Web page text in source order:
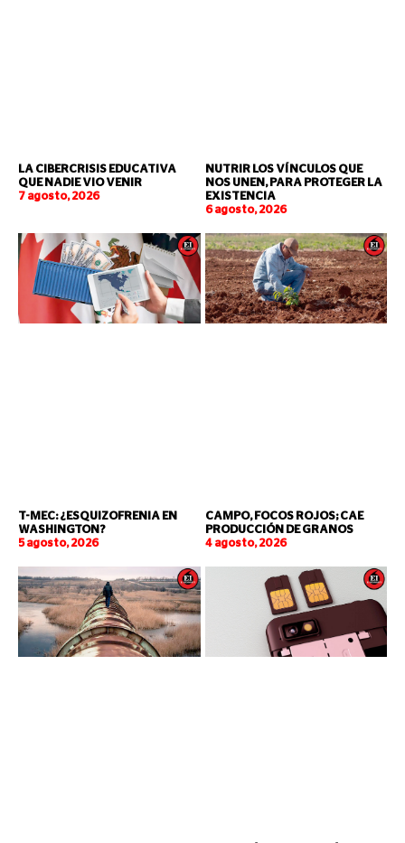
LA CIBERCRISIS EDUCATIVA
QUE NADIE VIO VENIR
7 agosto, 2026
NUTRIR LOS VÍNCULOS QUE
NOS UNEN, PARA PROTEGER LA
EXISTENCIA
6 agosto, 2026
T-MEC: ¿ESQUIZOFRENIA EN
WASHINGTON?
5 agosto, 2026
CAMPO, FOCOS ROJOS; CAE
PRODUCCIÓN DE GRANOS
4 agosto, 2026